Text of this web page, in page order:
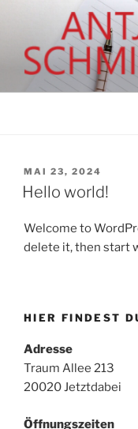
springen
ANTJE
Lebendige Seminare –
VERÖFFENTLICHT
AM
MAI 23, 2024
Hello world!
Welcome to
delete it, then start
HIER FINDEST
Adresse
Traum Allee 213
20020 Jetztdabei
Öffnungszeiten